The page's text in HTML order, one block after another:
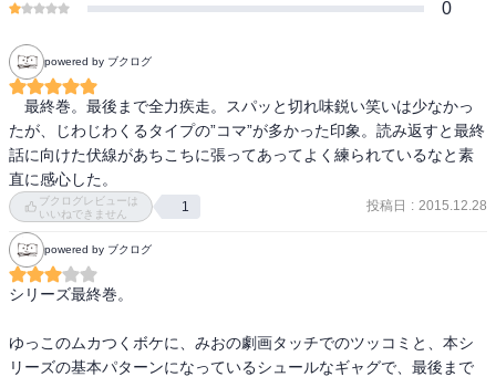
0
powered by ブクログ
最終巻。最後まで全力疾走。スパッと切れ味鋭い笑いは少なかっ
たが、じわじわくるタイプの”コマ”が多かった印象。読み返すと最終
話に向けた伏線があちこちに張ってあってよく練られているなと素
直に感心した。
ブクログレビューは
いいねできません
1 投稿日 : 2015.12.28
powered by ブクログ
シリーズ最終巻。
ゆっこのムカつくボケに、みおの劇画タッチでのツッコミと、本シ
リーズの基本パターンになっているシュールなギャグで、最後まで